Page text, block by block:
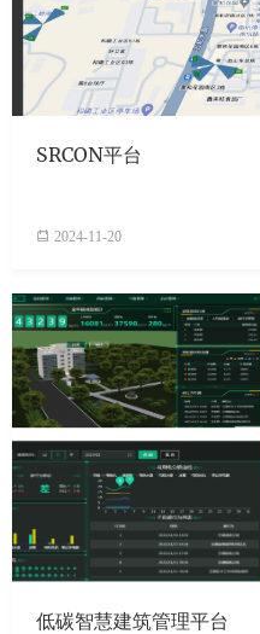
SRCON平台
2024-11-20
低碳智慧建筑管理平台